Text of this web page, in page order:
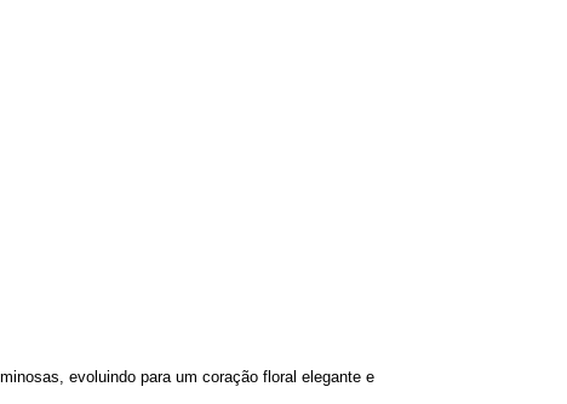
evoluindo para um coração floral elegante e